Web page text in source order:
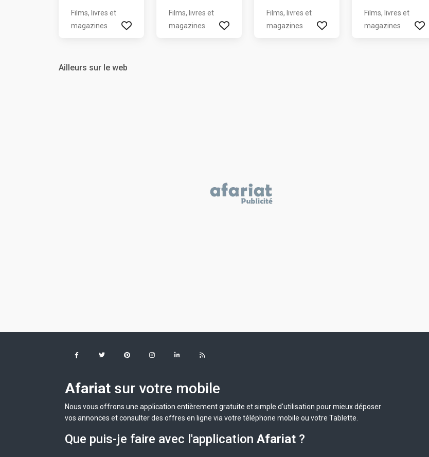
Films, livres et
magazines
Films, livres et
magazines
Films, livres et
magazines
Films, livres et
magazines
Ailleurs sur le web
Afariat sur votre mobile
Nous vous offrons une application entièrement gratuite et simple d'utilisation pour mieux déposer
vos annonces et consulter des offres en ligne via votre téléphone mobile ou votre Tablette.
Que puis-je faire avec l'application Afariat ?